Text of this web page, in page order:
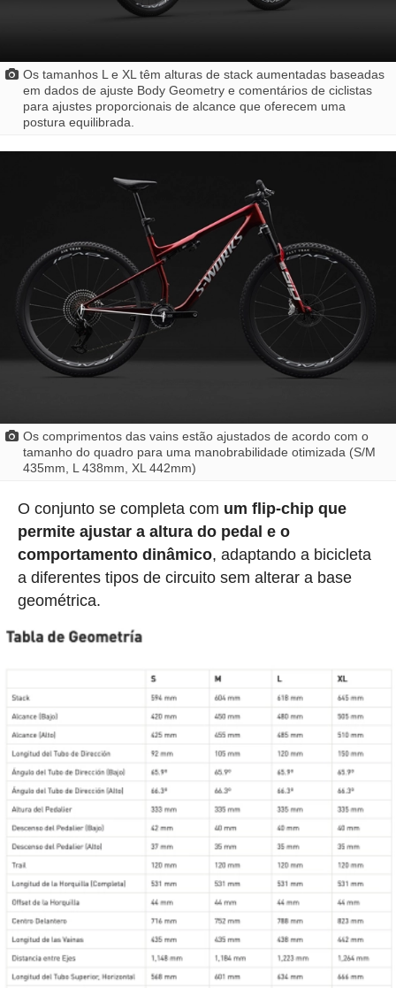
Os tamanhos L e XL têm alturas de stack aumentadas baseadas
em dados de ajuste Body Geometry e comentários de ciclistas
para ajustes proporcionais de alcance que oferecem uma
postura equilibrada.
Os comprimentos das vains estão ajustados de acordo com o
tamanho do quadro para uma manobrabilidade otimizada (S/M
435mm, L 438mm, XL 442mm)
O conjunto se completa com um flip-chip que
permite ajustar a altura do pedal e o
comportamento dinâmico, adaptando a bicicleta
a diferentes tipos de circuito sem alterar a base
geométrica.